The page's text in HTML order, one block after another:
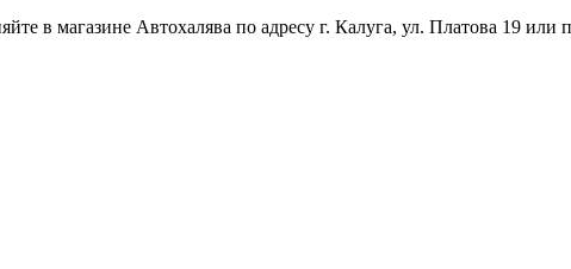
в магазине Автохалява по адресу г. Калуга, ул. Платова 19 или